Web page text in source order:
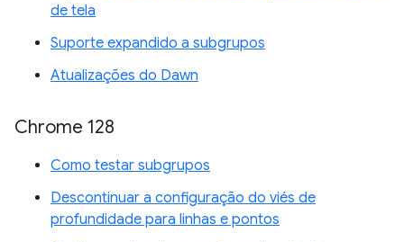
de tela
Suporte expandido a subgrupos
Atualizações do Dawn
Chrome 128
Como testar subgrupos
Descontinuar a configuração do viés de
profundidade para linhas e pontos